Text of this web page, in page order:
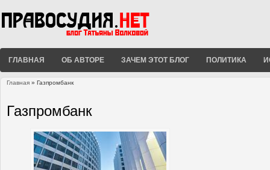
ГЛАВНАЯ ОБ АВТОРЕ ЗАЧЕМ ЭТОТ БЛОГ ПОЛИТИКА
Главная » Газпромбанк
Газпромбанк